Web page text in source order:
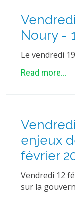
Noury -
Le vendredi
Read more...
enjeux
février
Vendredi 12
sur la